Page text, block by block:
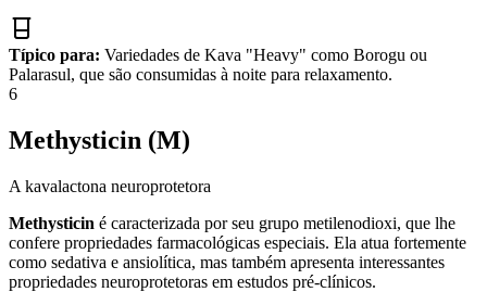
Típico para: Variedades de Kava "Heavy" como Borogu ou
Palarasul, que são consumidas à noite para relaxamento.
6
Methysticin (M)
A kavalactona neuroprotetora
Methysticin é caracterizada por seu grupo metilenodioxi, que lhe
confere propriedades farmacológicas especiais. Ela atua fortemente
como sedativa e ansiolítica, mas também apresenta interessantes
propriedades neuroprotetoras em estudos pré-clínicos.